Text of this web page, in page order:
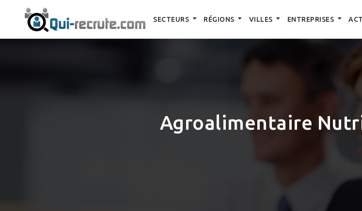
SECTEURS RÉGIONS VILLES ENTREPRISES
Agroalimentaire